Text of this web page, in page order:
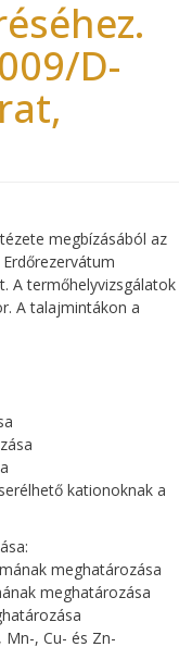
D-
megbízásából az
A termőhelyvizsgálatok
A talajmintákon a
kationoknak a
meghatározása
meghatározása
, Cu- és Zn-